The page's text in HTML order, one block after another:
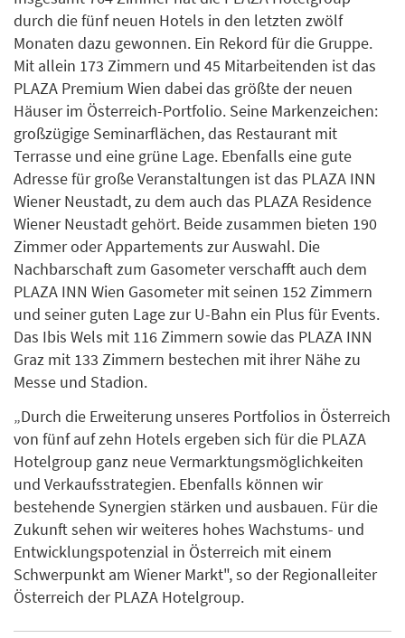
durch die fünf neuen Hotels in den letzten zwölf
Monaten dazu gewonnen. Ein Rekord für die Gruppe.
Mit allein 173 Zimmern und 45 Mitarbeitenden ist das
PLAZA Premium Wien dabei das größte der neuen
Häuser im Österreich-Portfolio. Seine Markenzeichen:
großzügige Seminarflächen, das Restaurant mit
Terrasse und eine grüne Lage. Ebenfalls eine gute
Adresse für große Veranstaltungen ist das PLAZA INN
Wiener Neustadt, zu dem auch das PLAZA Residence
Wiener Neustadt gehört. Beide zusammen bieten 190
Zimmer oder Appartements zur Auswahl. Die
Nachbarschaft zum Gasometer verschafft auch dem
PLAZA INN Wien Gasometer mit seinen 152 Zimmern
und seiner guten Lage zur U-Bahn ein Plus für Events.
Das Ibis Wels mit 116 Zimmern sowie das PLAZA INN
Graz mit 133 Zimmern bestechen mit ihrer Nähe zu
Messe und Stadion.
„Durch die Erweiterung unseres Portfolios in Österreich
von fünf auf zehn Hotels ergeben sich für die PLAZA
Hotelgroup ganz neue Vermarktungsmöglichkeiten
und Verkaufsstrategien. Ebenfalls können wir
bestehende Synergien stärken und ausbauen. Für die
Zukunft sehen wir weiteres hohes Wachstums- und
Entwicklungspotenzial in Österreich mit einem
Schwerpunkt am Wiener Markt", so der Regionalleiter
Österreich der PLAZA Hotelgroup.